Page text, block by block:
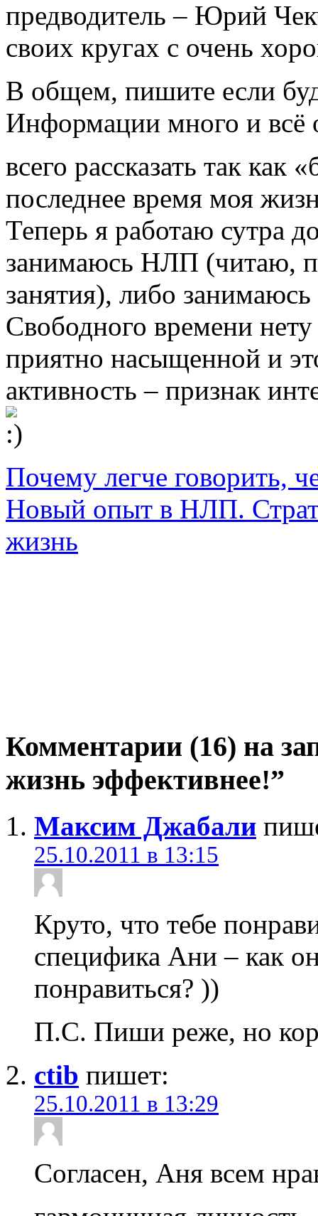
предводитель – Юрий
своих кругах с очень
В общем, пишите если
Информации много и всё
всего рассказать так как
последнее время моя
Теперь я работаю сутра
занимаюсь НЛП (читаю,
занятия), либо
Свободного времени
приятно насыщенной и
активность – признак
Почему легче говорить,
Новый опыт в НЛП.
жизнь
Комментарии (16) на
жизнь эффективнее!”
Максим Джабали
25.10.2011 в 13:15
Круто, что тебе
специфика Ани – как
понравиться? ))
П.С. Пиши реже, но
ctib пишет:
25.10.2011 в 13:29
Согласен, Аня всем